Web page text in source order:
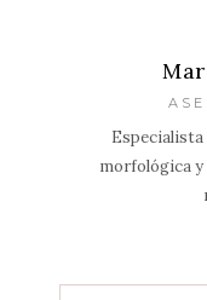
morfológica y